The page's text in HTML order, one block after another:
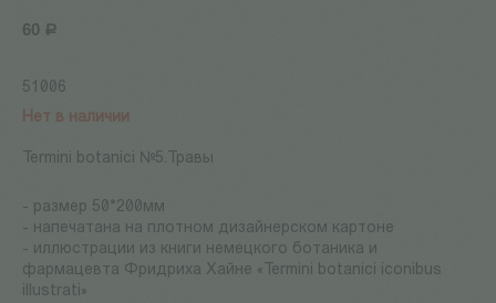
60 Р
51006
Нет в наличии
Termini botanici №5.Травы
- размер 50*200мм
- напечатана на плотном дизайнерском картоне
- иллюстрации из книги немецкого ботаника и
фармацевта Фридриха Хайне «Termini botanici iconibus
illustrati»